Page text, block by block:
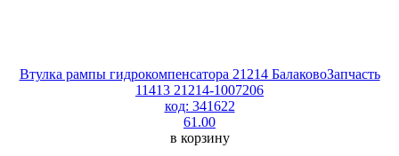
Втулка рампы гидрокомпенсатора 21214 БалаковоЗапчасть
11413 21214-1007206
код: 341622
61.00
в корзину